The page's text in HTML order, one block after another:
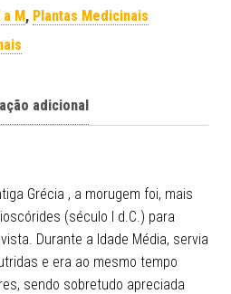
a M, Plantas Medicinais
adicional
Grécia , a morugem foi, mais
(século I d.C.) para
Durante a Idade Média, servia
e era ao mesmo tempo
sendo sobretudo apreciada